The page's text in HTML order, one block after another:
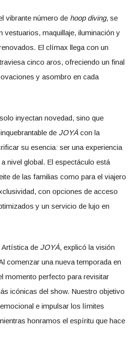
vibrante número de hoop diving, se
vestuarios, maquillaje, iluminación y
El clímax llega con un
cinco aros, ofreciendo un final
y asombro en cada
inyectan novedad, sino que
de JOYÀ con la
su esencia: ser una experiencia
nivel global. El espectáculo está
de las familias como para el viajero
con opciones de acceso
y un servicio de lujo en
Artística de JOYÀ, explicó la visión
comenzar una nueva temporada en
momento perfecto para revisitar
icónicas del show. Nuestro objetivo
e impulsar los límites
honramos el espíritu que hace